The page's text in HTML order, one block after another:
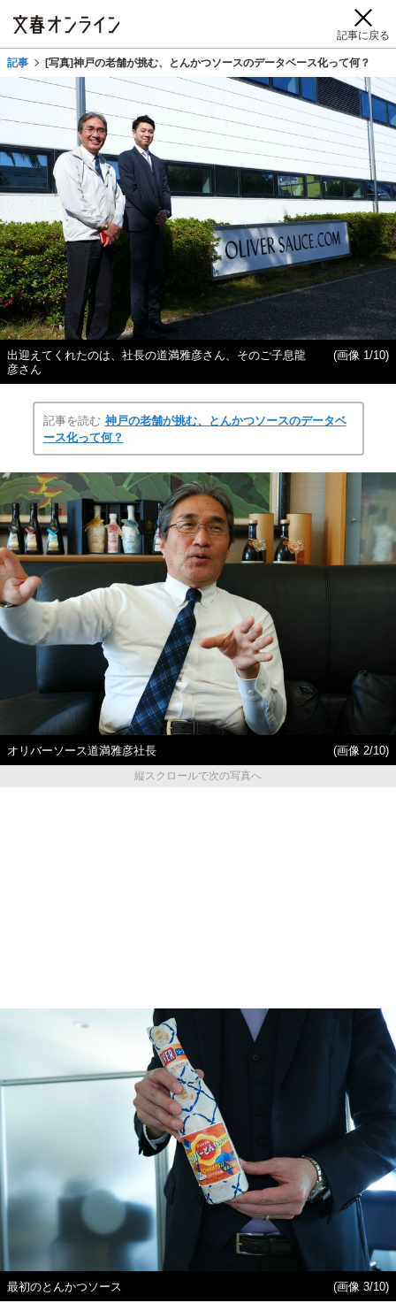
記事に戻る
記事 [写真]神戸の老舗が挑む、とんかつソースのデータベース化って何？
出迎えてくれたのは、社長の道満雅彦さん、そのご子息龍
彦さん
(画像 1/10)
記事を読む 神戸の老舗が挑む、とんかつソースのデータベ
ース化って何？
オリバーソース道満雅彦社長
(画像 2/10)
縦スクロールで次の写真へ
最初のとんかつソース (画像 3/10)